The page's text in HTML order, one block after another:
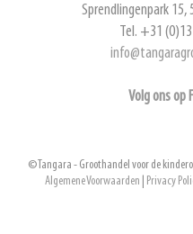
Sprendlingenpark 15,
Tel. +31
Volg ons op
© Tangara - Groothandel voor de
Algemene Voorwaarden
Privacy